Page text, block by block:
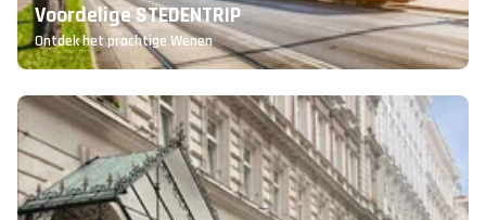
Voordelige STEDENTRIP
Ontdek het prachtige Wenen